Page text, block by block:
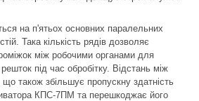
на п'ятьох основних паралельних
Така кількість рядів дозволяє
між робочими органами для
під час обробітку. Відстань між
також збільшує пропускну здатність
КПС-7ПМ та перешкоджає його